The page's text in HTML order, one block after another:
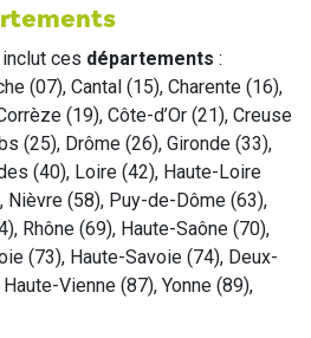
ces départements :
(07), Cantal (15), Charente (16),
(19), Côte-d’Or (21), Creuse
(25), Drôme (26), Gironde (33),
(40), Loire (42), Haute-Loire
Nièvre (58), Puy-de-Dôme (63),
Rhône (69), Haute-Saône (70),
(73), Haute-Savoie (74), Deux-
Vienne (87), Yonne (89),